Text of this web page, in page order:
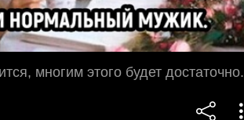
многим этого будет достаточно.